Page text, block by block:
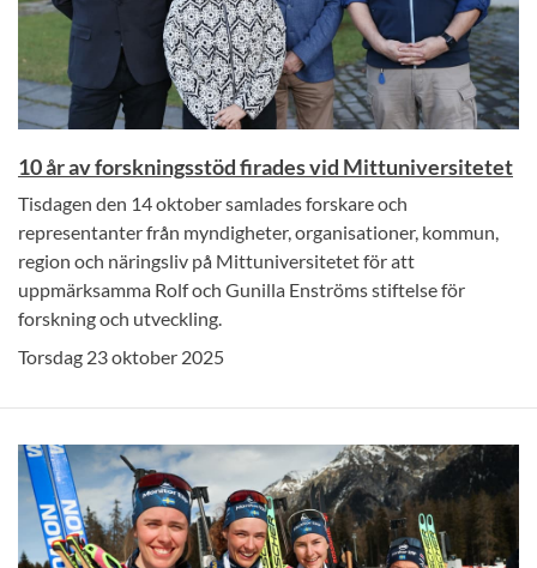
10 år av forskningsstöd firades vid Mittuniversitetet
Tisdagen den 14 oktober samlades forskare och
representanter från myndigheter, organisationer, kommun,
region och näringsliv på Mittuniversitetet för att
uppmärksamma Rolf och Gunilla Enströms stiftelse för
forskning och utveckling.
Torsdag 23 oktober 2025